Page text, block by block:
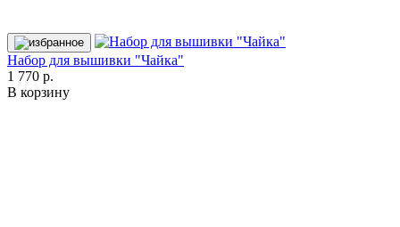
Набор для вышивки "Чайка"
1 770 р.
В корзину